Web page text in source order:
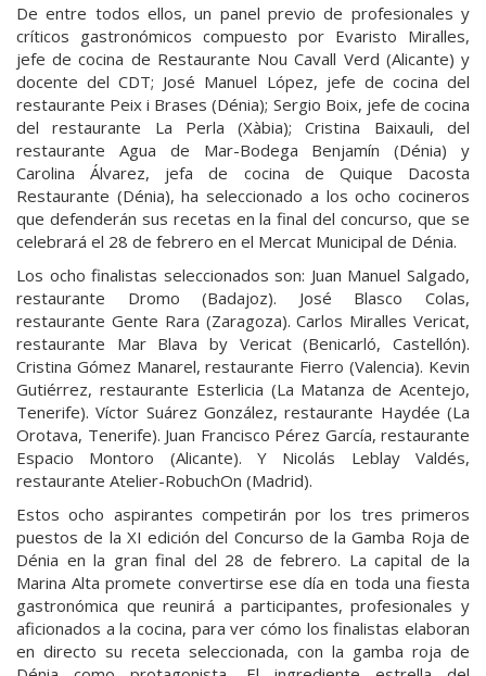
De entre todos ellos, un panel previo de profesionales y
críticos gastronómicos compuesto por Evaristo Miralles,
jefe de cocina de Restaurante Nou Cavall Verd (Alicante) y
docente del CDT; José Manuel López, jefe de cocina del
restaurante Peix i Brases (Dénia); Sergio Boix, jefe de cocina
del restaurante La Perla (Xàbia); Cristina Baixauli, del
restaurante Agua de Mar-Bodega Benjamín (Dénia) y
Carolina Álvarez, jefa de cocina de Quique Dacosta
Restaurante (Dénia), ha seleccionado a los ocho cocineros
que defenderán sus recetas en la final del concurso, que se
celebrará el 28 de febrero en el Mercat Municipal de Dénia.
Los ocho finalistas seleccionados son: Juan Manuel Salgado,
restaurante Dromo (Badajoz). José Blasco Colas,
restaurante Gente Rara (Zaragoza). Carlos Miralles Vericat,
restaurante Mar Blava by Vericat (Benicarló, Castellón).
Cristina Gómez Manarel, restaurante Fierro (Valencia). Kevin
Gutiérrez, restaurante Esterlicia (La Matanza de Acentejo,
Tenerife). Víctor Suárez González, restaurante Haydée (La
Orotava, Tenerife). Juan Francisco Pérez García, restaurante
Espacio Montoro (Alicante). Y Nicolás Leblay Valdés,
restaurante Atelier-RobuchOn (Madrid).
Estos ocho aspirantes competirán por los tres primeros
puestos de la XI edición del Concurso de la Gamba Roja de
Dénia en la gran final del 28 de febrero. La capital de la
Marina Alta promete convertirse ese día en toda una fiesta
gastronómica que reunirá a participantes, profesionales y
aficionados a la cocina, para ver cómo los finalistas elaboran
en directo su receta seleccionada, con la gamba roja de